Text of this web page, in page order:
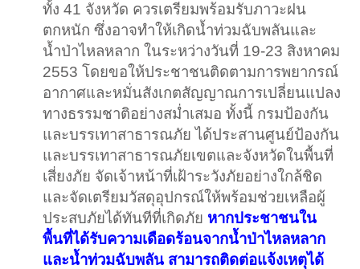
ทั้ง 41 จังหวัด ควรเตรียมพร้อมรับภาวะฝน
ตกหนัก ซึ่งอาจทำให้เกิดน้ำท่วมฉับพลันและ
น้ำป่าไหลหลาก ในระหว่างวันที่ 19-23 สิงหาคม
2553 โดยขอให้ประชาชนติดตามการพยากรณ์
อากาศและหมั่นสังเกตสัญญาณการเปลี่ยนแปลง
ทางธรรมชาติอย่างสม่ำเสมอ ทั้งนี้ กรมป้องกัน
และบรรเทาสาธารณภัย ได้ประสานศูนย์ป้องกัน
และบรรเทาสาธารณภัยเขตและจังหวัดในพื้นที่
เสี่ยงภัย จัดเจ้าหน้าที่เฝ้าระวังภัยอย่างใกล้ชิด
และจัดเตรียมวัสดุอุปกรณ์ให้พร้อมช่วยเหลือผู้
ประสบภัยได้ทันทีที่เกิดภัย หากประชาชนใน
พื้นที่ได้รับความเดือดร้อนจากน้ำป่าไหลหลาก
และน้ำท่วมฉับพลัน สามารถติดต่อแจ้งเหตุได้